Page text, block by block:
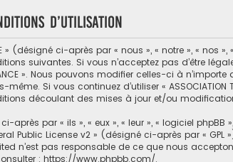
d’utilisation
» (désigné ci-après par « nous », « notre », « nos »,
suivantes. Si vous n’acceptez pas d’être
». Nous pouvons modifier celles-ci à
Si vous continuez d’utiliser « ASSOCIATION
découlant des mises à jour et/ou
par « ils », « eux », « leur », « logiciel phpBB
Public License v2 » (désigné ci-après par « GPL
n’est pas responsable de ce que nous
: https://www.phpbb.com/.